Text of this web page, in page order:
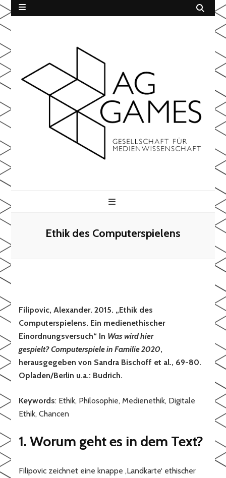
Ethik des Computerspielens
Filipovic, Alexander. 2015. „Ethik des
Computerspielens. Ein medienethischer
Einordnungsversuch“ In Was wird hier
gespielt? Computerspiele in Familie 2020,
herausgegeben von Sandra Bischoff et al., 69-80.
Opladen/Berlin u.a.: Budrich.
Keywords: Ethik, Philosophie, Medienethik, Digitale
Ethik, Chancen
1. Worum geht es in dem Text?
Filipovic zeichnet eine knappe ‚Landkarte‘ ethischer